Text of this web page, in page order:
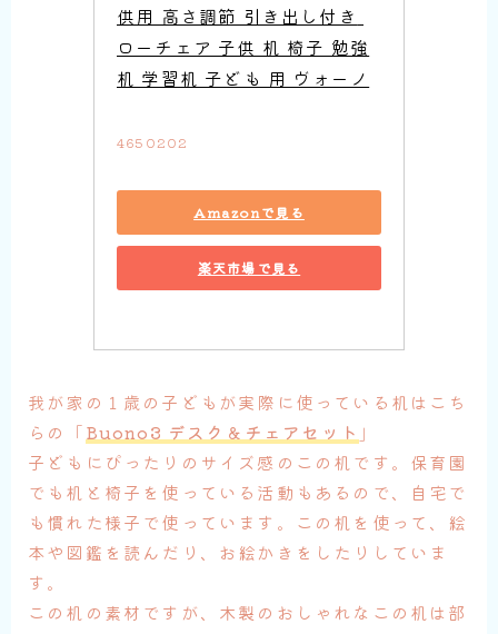
供用 高さ調節 引き出し付き
ローチェア 子供 机 椅子 勉強
机 学習机 子ども 用 ヴォーノ
4650202
Amazonで見る
楽天市場で見る
我が家の１歳の子どもが実際に使っている机はこち
らの「Buono3 デスク＆チェアセット 」
子どもにぴったりのサイズ感のこの机です。保育園
でも机と椅子を使っている活動もあるので、自宅で
も慣れた様子で使っています。この机を使って、絵
本や図鑑を読んだり、お絵かきをしたりしていま
す。
この机の素材ですが、木製のおしゃれなこの机は部